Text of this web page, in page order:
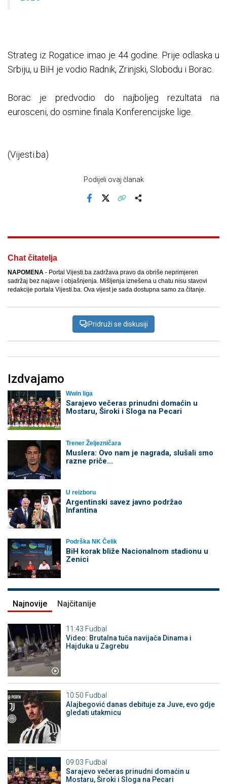
Strateg iz Rogatice imao je 44 godine. Prije odlaska u
Srbiju, u BiH je vodio Radnik, Zrinjski, Slobodu i Borac.
Borac je predvodio do najboljeg rezultata na
eurosceni, do osmine finala Konferencijske lige.
(Vijesti.ba)
Podijeli ovaj članak
Chat čitatelja
NAPOMENA - Portal Vijesti.ba zadržava pravo da obriše neprimjeren
sadržaj bez najave i objašnjenja. Mišljenja iznešena u chatu nisu stavovi
redakcije portala Vijesti.ba. Ova vijest je sada dostupna samo za čitanje.
Pridruži se diskusiji
Izdvajamo
Wwin liga
Sarajevo večeras prinudni domaćin u
Mostaru, Široki i Sloga na Pecari
Trener Željezničara
Muslera: Ovo nam je nagrada, slušali smo
razne priče...
U reizboru
Argentinski savez javno podržao
Infantina
Podrška NK Čelik
BiH korak bliže Nacionalnom stadionu u
Zenici
Najnovije Najčitanije
11:43 Fudbal
Video: Brutalna tuča navijača Dinama i
Hajduka u Zagrebu
10:50 Fudbal
Alajbegović danas debituje za Juve, evo gdje
gledati utakmicu
09:03 Fudbal
Sarajevo večeras prinudni domaćin u
Mostaru, Široki i Sloga na Pecari